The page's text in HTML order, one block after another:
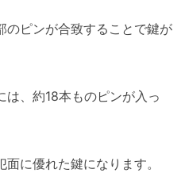
のピンが合致することで鍵が
は、約18本ものピンが入っ
に優れた鍵になります。